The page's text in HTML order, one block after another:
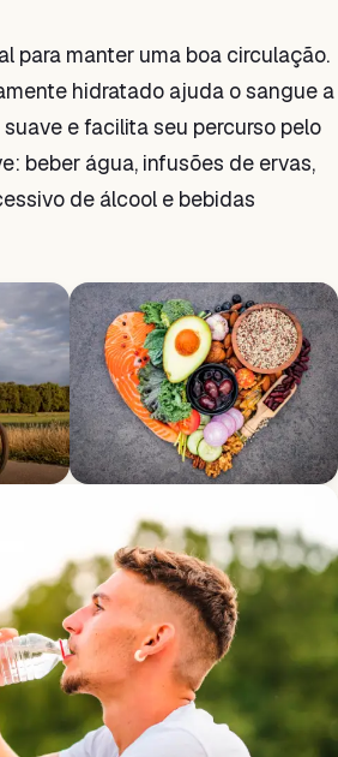
para manter uma boa circulação.
hidratado ajuda o sangue a
e facilita seu percurso pelo
beber água, infusões de ervas,
de álcool e bebidas